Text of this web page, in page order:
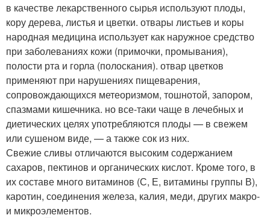
в качестве лекарственного сырья используют плоды,
кору дерева, листья и цветки. отвары листьев и коры
народная медицина использует как наружное средство
при заболеваниях кожи (примочки, промывания),
полости рта и горла (полоскания). отвар цветков
применяют при нарушениях пищеварения,
сопровождающихся метеоризмом, тошнотой, запором,
спазмами кишечника. но все-таки чаще в лечебных и
диетических целях употребляются плоды — в свежем
или сушеном виде, — а также сок из них.
Свежие сливы отличаются высоким содержанием
сахаров, пектинов и органических кислот. Кроме того, в
их составе много витаминов (С, Е, витамины группы В),
каротин, соединения железа, калия, меди, других макро-
и микроэлементов.